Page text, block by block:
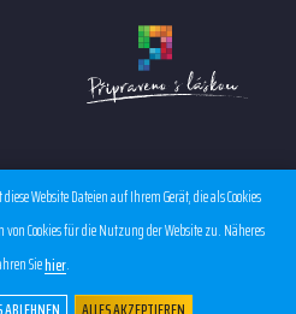
Website Dateien auf Ihrem Gerät, die als Cookies
Cookies für die Nutzung der Website zu. Näheres
Siehier.